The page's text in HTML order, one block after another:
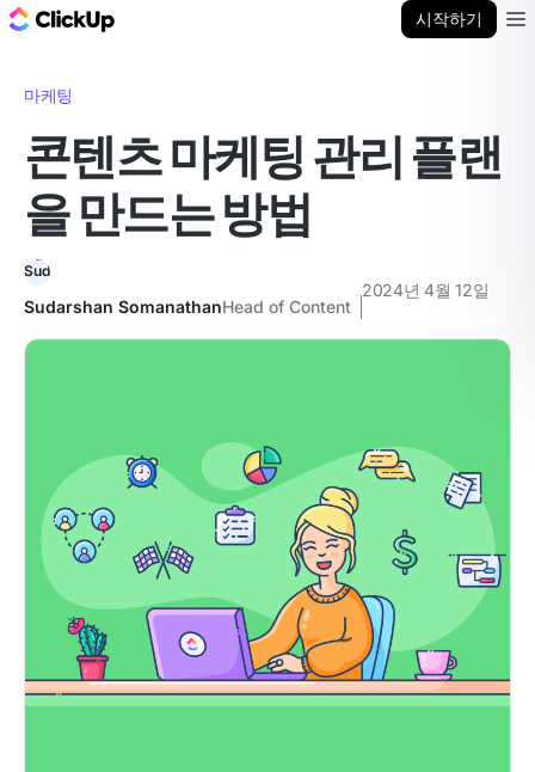
시작하기
마케팅
콘텐츠 마케팅 관리 플랜
을 만드는 방법
Sudarshan SomanathanHead of Content
2024년 4월 12일